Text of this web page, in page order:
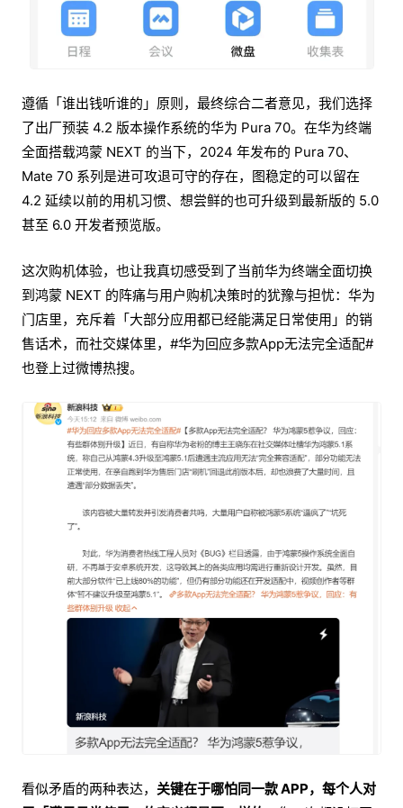
遵循「谁出钱听谁的」原则，最终综合二者意见，我们选择
了出厂预装 4.2 版本操作系统的华为 Pura 70。在华为终端
全面搭载鸿蒙 NEXT 的当下，2024 年发布的 Pura 70、
Mate 70 系列是进可攻退可守的存在，图稳定的可以留在
4.2 延续以前的用机习惯、想尝鲜的也可升级到最新版的 5.0
甚至 6.0 开发者预览版。
这次购机体验，也让我真切感受到了当前华为终端全面切换
到鸿蒙 NEXT 的阵痛与用户购机决策时的犹豫与担忧：华为
门店里，充斥着「大部分应用都已经能满足日常使用」的销
售话术，而社交媒体里，#华为回应多款App无法完全适配#
也登上过微博热搜。
看似矛盾的两种表达， 关键在于哪怕同一款 APP，每个人对